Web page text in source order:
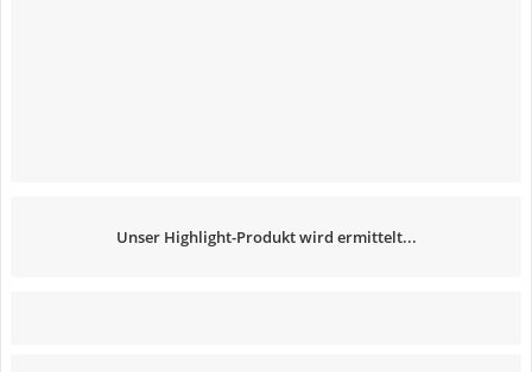
Unser Highlight-Produkt wird ermittelt...